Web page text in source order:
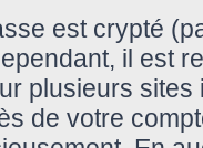
est crypté
il est
plusieurs
de votre